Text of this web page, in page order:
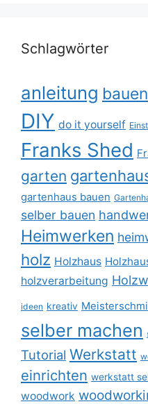
Schlagwörter
anleitung bauen
DIY do it yourself
Franks Shed
garten
gartenhaus bauen
selber bauen
Heimwerken
holz Holzhaus
holzverarbeitung
ideen kreativ
selber machen
Tutorial Werkstatt
einrichten werkstatt
woodwork